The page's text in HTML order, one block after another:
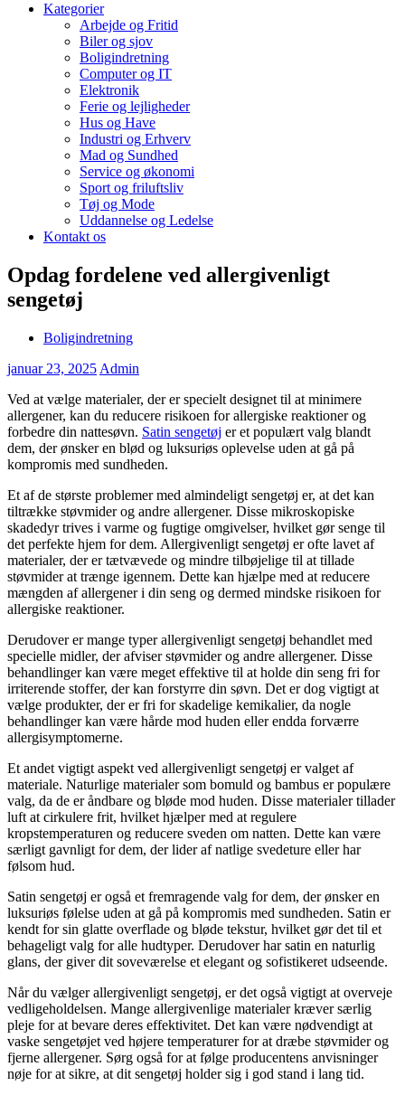
Kategorier
Arbejde og Fritid
Biler og sjov
Boligindretning
Computer og IT
Elektronik
Ferie og lejligheder
Hus og Have
Industri og Erhverv
Mad og Sundhed
Service og økonomi
Sport og friluftsliv
Tøj og Mode
Uddannelse og Ledelse
Kontakt os
Opdag fordelene ved allergivenligt
sengetøj
Boligindretning
januar 23, 2025 Admin
Ved at vælge materialer, der er specielt designet til at minimere
allergener, kan du reducere risikoen for allergiske reaktioner og
forbedre din nattesøvn. Satin sengetøj er et populært valg blandt
dem, der ønsker en blød og luksuriøs oplevelse uden at gå på
kompromis med sundheden.
Et af de største problemer med almindeligt sengetøj er, at det kan
tiltrække støvmider og andre allergener. Disse mikroskopiske
skadedyr trives i varme og fugtige omgivelser, hvilket gør senge til
det perfekte hjem for dem. Allergivenligt sengetøj er ofte lavet af
materialer, der er tætvævede og mindre tilbøjelige til at tillade
støvmider at trænge igennem. Dette kan hjælpe med at reducere
mængden af allergener i din seng og dermed mindske risikoen for
allergiske reaktioner.
Derudover er mange typer allergivenligt sengetøj behandlet med
specielle midler, der afviser støvmider og andre allergener. Disse
behandlinger kan være meget effektive til at holde din seng fri for
irriterende stoffer, der kan forstyrre din søvn. Det er dog vigtigt at
vælge produkter, der er fri for skadelige kemikalier, da nogle
behandlinger kan være hårde mod huden eller endda forværre
allergisymptomerne.
Et andet vigtigt aspekt ved allergivenligt sengetøj er valget af
materiale. Naturlige materialer som bomuld og bambus er populære
valg, da de er åndbare og bløde mod huden. Disse materialer tillader
luft at cirkulere frit, hvilket hjælper med at regulere
kropstemperaturen og reducere sveden om natten. Dette kan være
særligt gavnligt for dem, der lider af natlige svedeture eller har
følsom hud.
Satin sengetøj er også et fremragende valg for dem, der ønsker en
luksuriøs følelse uden at gå på kompromis med sundheden. Satin er
kendt for sin glatte overflade og bløde tekstur, hvilket gør det til et
behageligt valg for alle hudtyper. Derudover har satin en naturlig
glans, der giver dit soveværelse et elegant og sofistikeret udseende.
Når du vælger allergivenligt sengetøj, er det også vigtigt at overveje
vedligeholdelsen. Mange allergivenlige materialer kræver særlig
pleje for at bevare deres effektivitet. Det kan være nødvendigt at
vaske sengetøjet ved højere temperaturer for at dræbe støvmider og
fjerne allergener. Sørg også for at følge producentens anvisninger
nøje for at sikre, at dit sengetøj holder sig i god stand i lang tid.